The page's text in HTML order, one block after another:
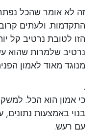
זה לא אומר שהכל
התקדמות. ולעתים
הזו לטובת נרטיב קל
נרטיב שלמרות שהוא
מנוגד מאוד לאמון
.
כי אמון הוא הכל.
בנוי באמצעות נתונים,
עם רעש.